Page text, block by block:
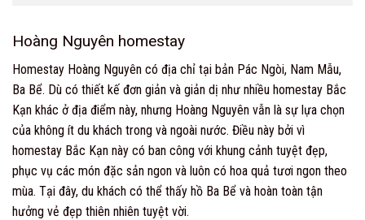
Hoàng Nguyên homestay
Homestay Hoàng Nguyên có địa chỉ tại bản Pác Ngòi, Nam Mẫu,
Ba Bể. Dù có thiết kế đơn giản và giản dị như nhiều homestay Bắc
Kạn khác ở địa điểm này, nhưng Hoàng Nguyên vẫn là sự lựa chọn
của không ít du khách trong và ngoài nước. Điều này bởi vì
homestay Bắc Kạn này có ban công với khung cảnh tuyệt đẹp,
phục vụ các món đặc sản ngon và luôn có hoa quả tươi ngon theo
mùa. Tại đây, du khách có thể thấy hồ Ba Bể và hoàn toàn tận
hưởng vẻ đẹp thiên nhiên tuyệt vời.